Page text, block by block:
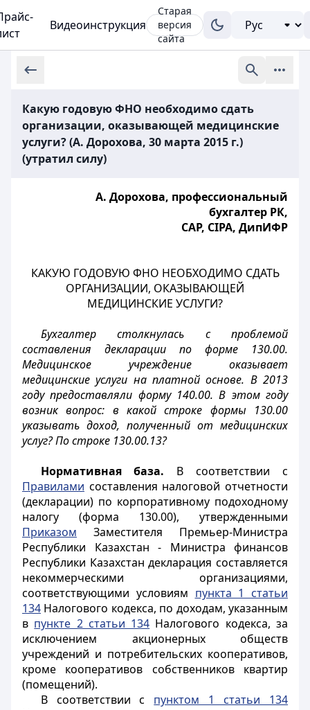
Видеоинструкция
Старая
версия
сайта
Какую годовую ФНО необходимо сдать
организации, оказывающей медицинские
услуги? (А. Дорохова, 30 марта 2015 г.)
(утратил силу)
А. Дорохова, профессиональный
бухгалтер РК,
CAP, CIPA, ДипИФР
КАКУЮ ГОДОВУЮ ФНО НЕОБХОДИМО СДАТЬ
ОРГАНИЗАЦИИ, ОКАЗЫВАЮЩЕЙ
МЕДИЦИНСКИЕ УСЛУГИ?
Бухгалтер столкнулась с проблемой
составления декларации по форме 130.00.
Медицинское учреждение оказывает
медицинские услуги на платной основе. В 2013
году предоставляли форму 140.00. В этом году
возник вопрос: в какой строке формы 130.00
указывать доход, полученный от медицинских
услуг? По строке 130.00.13?
Нормативная база. В соответствии с
Правилами составления налоговой отчетности
(декларации) по корпоративному подоходному
налогу (форма 130.00), утвержденными
Приказом Заместителя Премьер-Министра
Республики Казахстан - Министра финансов
Республики Казахстан декларация составляется
некоммерческими организациями,
соответствующими условиям пункта 1 статьи
134 Налогового кодекса, по доходам, указанным
в пункте 2 статьи 134 Налогового кодекса, за
исключением акционерных обществ
учреждений и потребительских кооперативов,
кроме кооперативов собственников квартир
(помещений).
В соответствии с пунктом 1 статьи 134